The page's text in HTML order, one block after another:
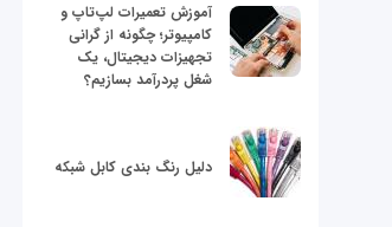
آموزش تعمیرات لپ‌تاپ و
کامپیوتر؛ چگونه از گرانی
تجهیزات دیجیتال، یک
شغل پردرآمد بسازیم؟
دلیل رنگ بندی کابل شبکه